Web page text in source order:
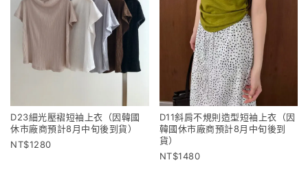
D23細光壓褶短袖上衣（因韓國
休市廠商預計8月中旬後到貨）
1280
D11斜肩不規則造型短袖上衣（因
韓國休市廠商預計8月中旬後到
貨）
1480